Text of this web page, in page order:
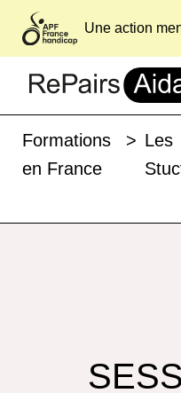
Une action
Formations
en France
> Les